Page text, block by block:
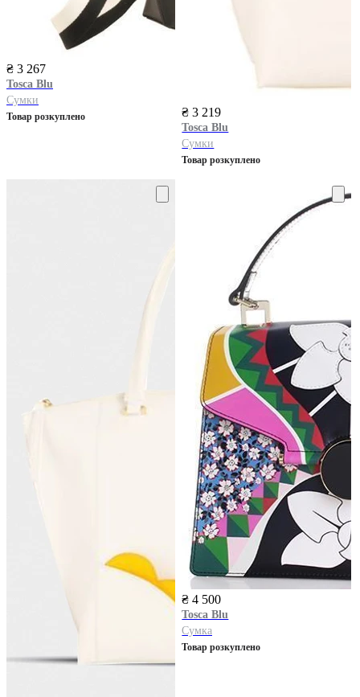
₴ 3 267
Tosca Blu
Сумки
Товар розкуплено ₴ 3 219
Tosca Blu
Сумки
Товар розкуплено
₴ 4 500
Tosca Blu
Сумка
Товар розкуплено